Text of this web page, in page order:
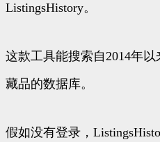
ListingsHistory。
这款工具能搜索自2014年
藏品的数据库。
假如没有登录，